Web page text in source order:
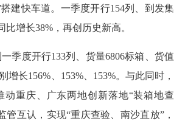
建快车道。一季度开行154列、到发集
比增长38%，再创历史新高。
季度开行133列、货量6806标箱、货值
增长156%、153%、153%。与此同时，
动重庆、广东两地创新落地“装箱地查
管互认，实现“重庆查验、南沙直放”，